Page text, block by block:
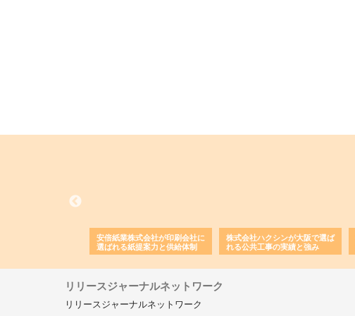
安倍紙業株式会社が印刷会社に
選ばれる紙提案力と供給体制
株式会社ハクシンが大阪で選ば
れる公共工事の実績と強み
リリースジャーナルネットワーク
リリースジャーナルネットワーク